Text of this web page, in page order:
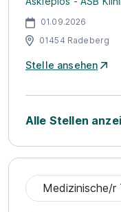
01.09.2026
01454 Radeberg
Stelle ansehen
Alle Stellen